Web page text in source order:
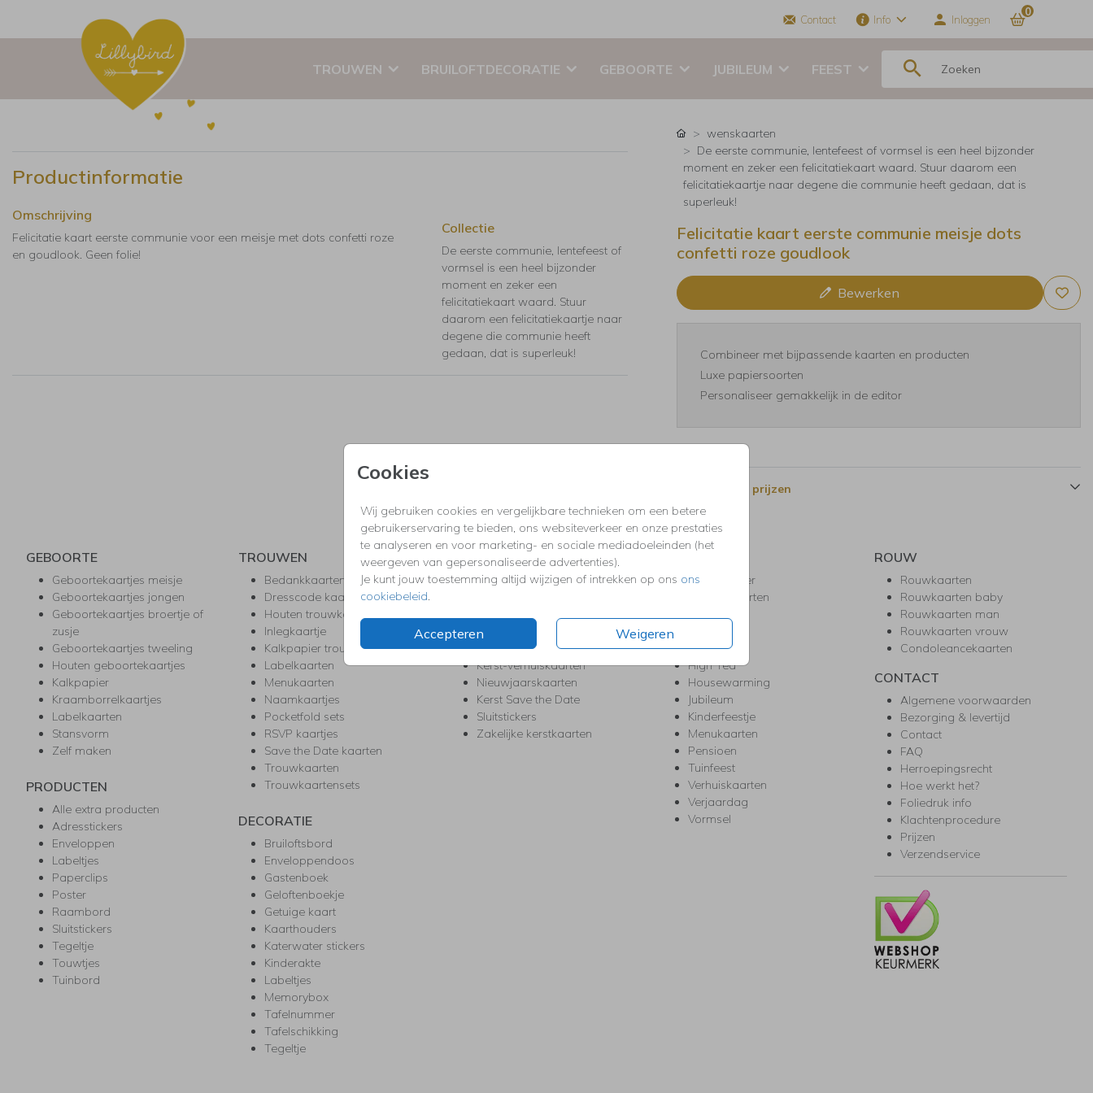
Contact Info Inloggen
0
TROUWEN BRUILOFTDECORATIE GEBOORTE JUBILEUM FEEST
Cookies
Wij gebruiken cookies en vergelijkbare technieken om een betere
gebruikerservaring te bieden, ons websiteverkeer en onze prestaties
te analyseren en voor marketing- en sociale mediadoeleinden (het
weergeven van gepersonaliseerde advertenties).
Je kunt jouw toestemming altijd wijzigen of intrekken op ons ons
cookiebeleid.
Accepteren Weigeren
Productinformatie
Omschrijving
Felicitatie kaart eerste communie voor een meisje met dots confetti roze
en goudlook. Geen folie!
Collectie
De eerste communie, lentefeest of
vormsel is een heel bijzonder
moment en zeker een
felicitatiekaart waard. Stuur
daarom een felicitatiekaartje naar
degene die communie heeft
gedaan, dat is superleuk!
wenskaarten
De eerste communie, lentefeest of vormsel is een heel bijzonder
moment en zeker een felicitatiekaart waard. Stuur daarom een
felicitatiekaartje naar degene die communie heeft gedaan, dat is
superleuk!
Felicitatie kaart eerste communie meisje dots
confetti roze goudlook
Bewerken
Combineer met bijpassende kaarten en producten
Luxe papiersoorten
Personaliseer gemakkelijk in de editor
Formaten en prijzen
GEBOORTE
Geboortekaartjes meisje
Geboortekaartjes jongen
Geboortekaartjes broertje of
zusje
Geboortekaartjes tweeling
Houten geboortekaartjes
Kalkpapier
Kraamborrelkaartjes
Labelkaarten
Stansvorm
Zelf maken
PRODUCTEN
Alle extra producten
Adresstickers
Enveloppen
Labeltjes
Paperclips
Poster
Raambord
Sluitstickers
Tegeltje
Touwtjes
Tuinbord
TROUWEN
Bedankkaarten
Dresscode kaartjes
Houten trouwkaarten
Inlegkaartje
Kalkpapier trouwkaarten
Labelkaarten
Menukaarten
Naamkaartjes
Pocketfold sets
RSVP kaartjes
Save the Date kaarten
Trouwkaarten
Trouwkaartensets
DECORATIE
Bruiloftsbord
Enveloppendoos
Gastenboek
Geloftenboekje
Getuige kaart
Kaarthouders
Katerwater stickers
Kinderakte
Labeltjes
Memorybox
Tafelnummer
Tafelschikking
Tegeltje
KERST
Kerstkaarten
Kerstmenukaarten
Kerst trouwkaarten
Kerst-verhuiskaarten
Nieuwjaarskaarten
Kerst Save the Date
Sluitstickers
Zakelijke kerstkaarten
Babyshower
Bedankkaarten
Geslaagd
High Tea
Housewarming
Jubileum
Kinderfeestje
Menukaarten
Pensioen
Tuinfeest
Verhuiskaarten
Verjaardag
Vormsel
ROUW
Rouwkaarten
Rouwkaarten baby
Rouwkaarten man
Rouwkaarten vrouw
Condoleancekaarten
CONTACT
Algemene voorwaarden
Bezorging & levertijd
Contact
FAQ
Herroepingsrecht
Hoe werkt het?
Foliedruk info
Klachtenprocedure
Prijzen
Verzendservice